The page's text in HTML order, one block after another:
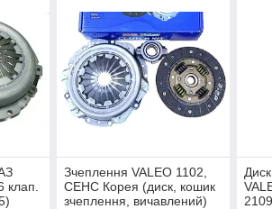
клап.
Зчеплення VALEO 1102,
СЕНС Корея (диск, кошик
зчеплення, вичавлений)